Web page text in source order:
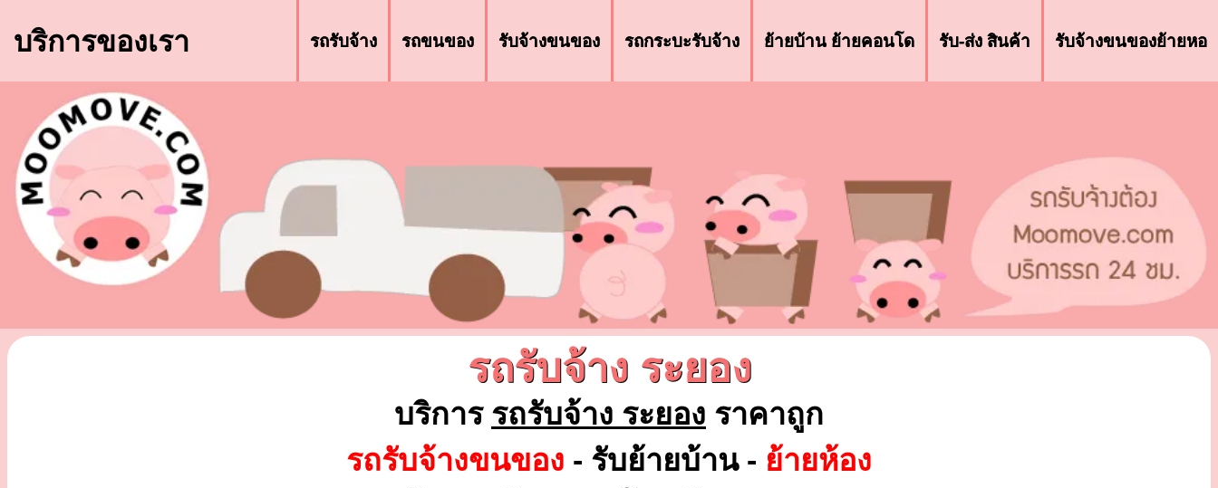
บริการของเรา รถรับจ้าง รถขนของ รับจ้างขนของ รถกระบะรับจ้าง ย้ายบ้าน ย้ายคอนโด รับ-ส่ง สินค้า รับจ้างขนของย้ายหอ
รถรับจ้าง ระยอง
บริการ รถรับจ้าง ระยอง ราคาถูก
รถรับจ้างขนของ - รับย้ายบ้าน - ย้ายห้อง